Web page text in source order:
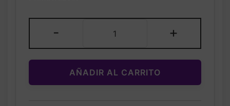
-
Supernova
Rise
3
Running
Shoes
+
AÑADIR AL CARRITO